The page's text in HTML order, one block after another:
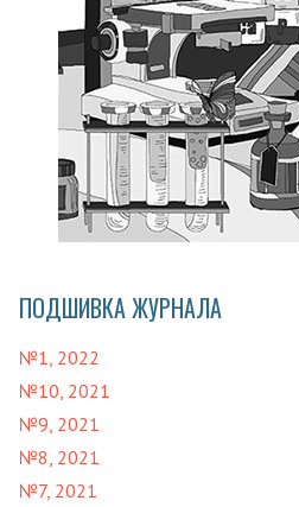
ПОДШИВКА ЖУРНАЛА
№1, 2022
№10, 2021
№9, 2021
№8, 2021
№7, 2021